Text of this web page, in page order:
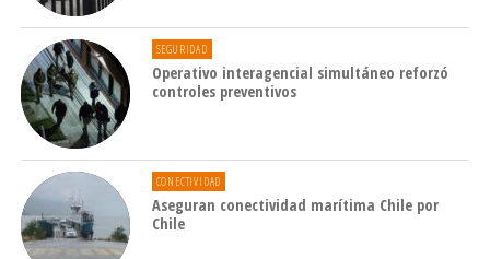
SEGURIDAD
Operativo interagencial simultáneo reforzó
controles preventivos
CONECTIVIDAD
Aseguran conectividad marítima Chile por
Chile